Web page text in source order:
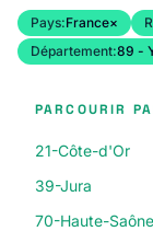
Pays:France×
Département:89 -
PARCOURIR
21-Côte-d'Or
39-Jura
70-Haute-Saône